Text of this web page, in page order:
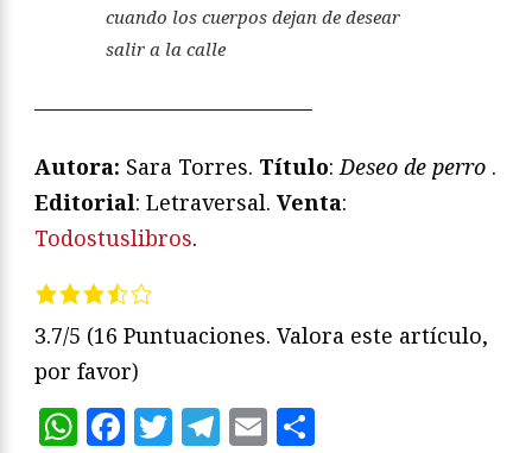
cuando los cuerpos dejan de desear
salir a la calle
—————————————
Autora: Sara Torres. Título: Deseo de perro .
Editorial: Letraversal. Venta:
Todostuslibros.
3.7/5 (16 Puntuaciones. Valora este artículo,
por favor)
WhatsApp
Facebook
Twitter
Telegram
Email